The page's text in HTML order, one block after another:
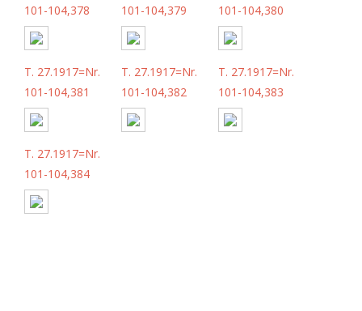
101-104,378
101-104,379
101-104,380
T. 27.1917=Nr.
101-104,381
T. 27.1917=Nr.
101-104,382
T. 27.1917=Nr.
101-104,383
T. 27.1917=Nr.
101-104,384